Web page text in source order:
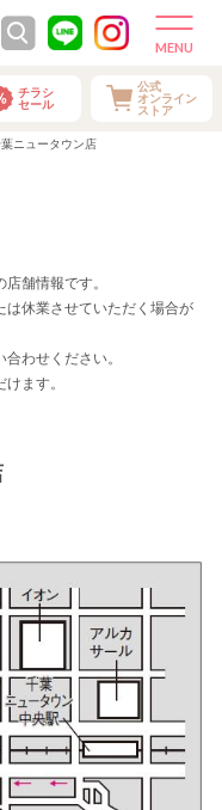
チラシ
セール
公式
オンライン
ストア
ニュータウン店
舗情報です。
は休業させていただく場合が
わせください。
ます。